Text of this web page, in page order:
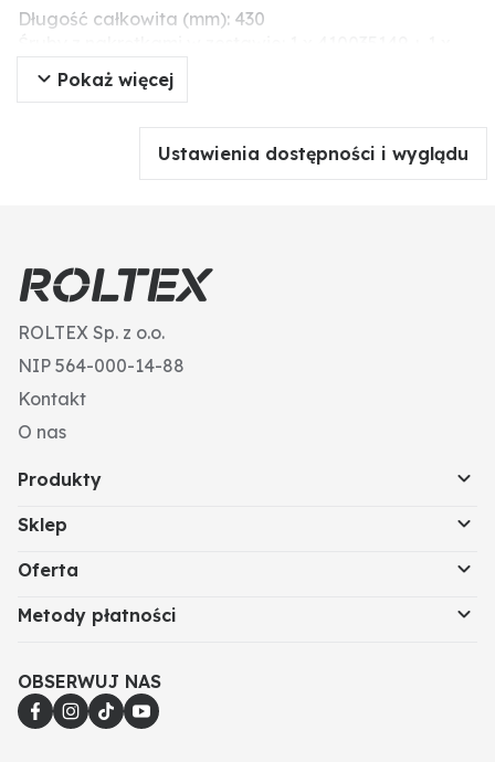
Długość całkowita (mm): 430
410013332R
Wskazówki montażowe: Śrub i nakrętek nie należy
może prowadzić to do uszkodzeń części roboczej
(pęknięcia związane z napięciem).
Pokaż więcej
Ustawienia dostępności i wyglądu
ROLTEX Sp. z o.o.
NIP 564-000-14-88
Kontakt
O nas
Produkty
Sklep
Oferta
Metody płatności
OBSERWUJ NAS